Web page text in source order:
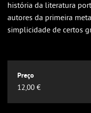
Outlook Online
Yahoo! Calendar
história da literatura
autores da primeira
simplicidade de certos
12,00 €